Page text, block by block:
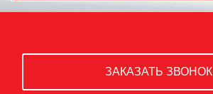
ЗАКАЗАТЬ ЗВОНОК